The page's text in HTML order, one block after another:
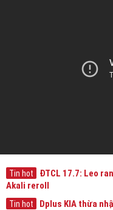
Tin hot
ĐTCL 17.7: Leo
Akali reroll
Tin hot Dplus KIA thừa